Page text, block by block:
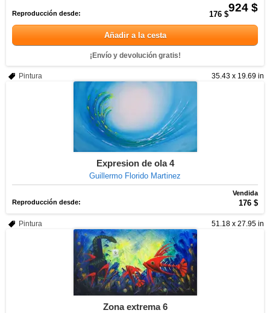
924 $
Reproducción desde: 176 $
Añadir a la cesta
¡Envío y devolución gratis!
35.43 x 19.69 in
Pintura
Expresion de ola 4
Guillermo Florido Martinez
Vendida
Reproducción desde:
176 $
51.18 x 27.95 in
Pintura
Zona extrema 6